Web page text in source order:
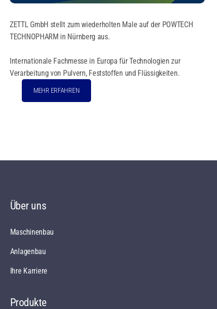
ZETTL GmbH stellt zum wiederholten Male auf der POWTECH
TECHNOPHARM in Nürnberg aus.
Internationale Fachmesse in Europa für Technologien zur
Verarbeitung von Pulvern, Feststoffen und Flüssigkeiten.
MEHR ERFAHREN
Über uns
Maschinenbau
Anlagenbau
Ihre Karriere
Produkte